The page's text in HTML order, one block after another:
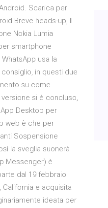
Scarica per
Breve heads-up, Il
Nokia Lumia
smartphone
usa la
in questi due
su come
si è concluso,
Desktop per
web è che per
Sospensione
la sveglia suonerà
Messenger) è
dal 19 febbraio
e acquisita
ideata per